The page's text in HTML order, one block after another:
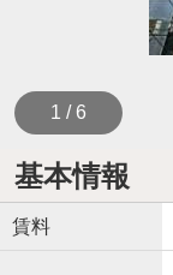
1 / 6
基本情報
賃料